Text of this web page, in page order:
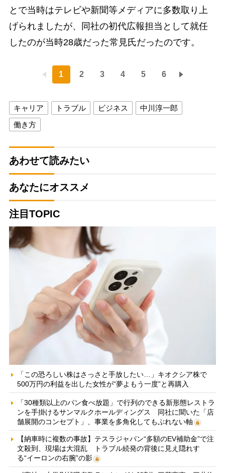
とで当時はテレビや新聞等メディアに多数取り上
げられましたが、同社の初代広報担当として就任
したのが当時28歳だった常見氏だったのです。
1 2 3 4 5 6
キャリア トラブル ビジネス
中川淳一郎
働き方
あわせて読みたい
あなたにオススメ
注目TOPIC
「この恐ろしい株はさっさと手放したい…」キオクシア株で
500万円の利益を出した女性が“夢よもう一度”と再購入
「30種類以上のパン食べ放題」で行列のできる新形態レストラ
ンを手掛けるサンマルクホールディングス 同社に聞いた「店
舗展開のコンセプト」、事業を多角化してもぶれない軸
【納車時に複数の事故】テスラジャパン“多額のEV補助金”で注
文殺到、現場は大混乱 トラブル続発の背後に見え隠れす
る“イーロンの右腕”の影